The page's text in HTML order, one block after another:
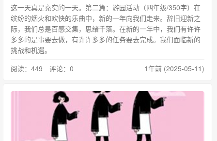
这一天真是充实的一天。第二篇：游园活动（四年级/350字）在
缤纷的烟火和欢快的乐曲中，新的一年向我们走来。辞旧迎新之
际，我们总是百感交集，思绪千落。在新的一年中，我们有许许
多多的是事要去做，有许许多多的任务要去完成。我们面临新的
挑战和机遇。
阅读：449 评论：0
1年前 (2025-05-11)